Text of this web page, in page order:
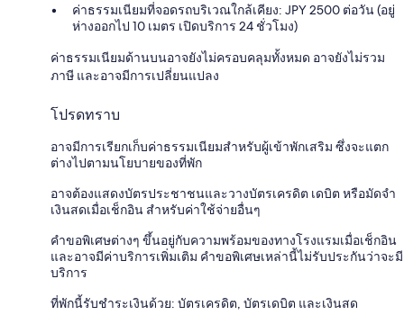
ค่าธรรมเนียมที่จอดรถบริเวณใกล้เคียง: JPY 2500 ต่อวัน (อยู่
ห่างออกไป 10 เมตร เปิดบริการ 24 ชั่วโมง)
ค่าธรรมเนียมด้านบนอาจยังไม่ครอบคลุมทั้งหมด อาจยังไม่รวม
ภาษี และอาจมีการเปลี่ยนแปลง
โปรดทราบ
อาจมีการเรียกเก็บค่าธรรมเนียมสำหรับผู้เข้าพักเสริม ซึ่งจะแตก
ต่างไปตามนโยบายของที่พัก
อาจต้องแสดงบัตรประชาชนและวางบัตรเครดิต เดบิต หรือมัดจำ
เงินสดเมื่อเช็กอิน สำหรับค่าใช้จ่ายอื่นๆ
คำขอพิเศษต่างๆ ขึ้นอยู่กับความพร้อมของทางโรงแรมเมื่อเช็กอิน
และอาจมีค่าบริการเพิ่มเติม คำขอพิเศษเหล่านี้ไม่รับประกันว่าจะมี
บริการ
ที่พักนี้รับชำระเงินด้วย: บัตรเครดิต, บัตรเดบิต และเงินสด